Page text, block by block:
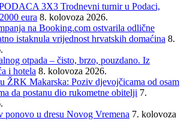
3X3 Trodnevni turnir u Podaci,
eura 8. kolovoza 2026.
na Booking.com ostvarila odlične
istaknula vrijednost hrvatskih domaćina 8.
otpada – čisto, brzo, pouzdano. Iz
i hotela 8. kolovoza 2026.
ŽRK Makarska: Poziv djevojčicama od osam
da postanu dio rukometne obitelji 7.
ponovo u dresu Novog Vremena 7. kolovoza